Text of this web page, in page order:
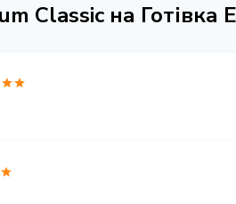
Classic на Готівка